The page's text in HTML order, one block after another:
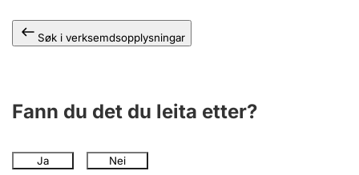
Søk i verksemdsopplysningar
Fann du det du leita etter?
Ja Nei